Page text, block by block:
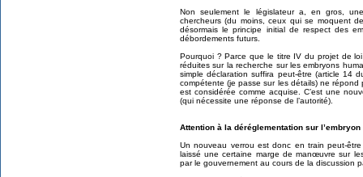
Non seulement le législateur a, en gros,
chercheurs (du moins, ceux qui se moquent
désormais le principe initial de respect des
débordements futurs.
Pourquoi ? Parce que le titre IV du projet de
réduites sur la recherche sur les embryons
simple déclaration suffira peut-être (article 14
compétente (je passe sur les détails) ne répond
est considérée comme acquise. C’est une
(qui nécessite une réponse de l’autorité).
Attention à la déréglementation sur l’embryon
Un nouveau verrou est donc en train peut-
laissé une certaine marge de manœuvre sur
par le gouvernement au cours de la discussion